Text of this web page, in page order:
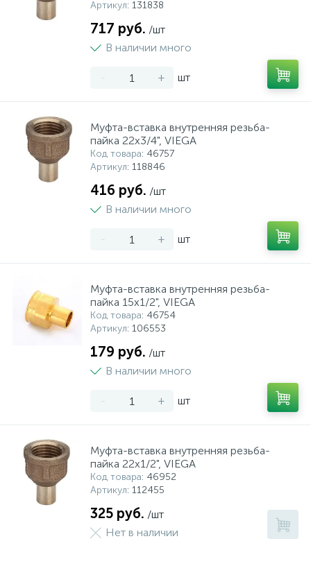
Артикул: 131838
717 руб. /шт
В наличии много
- + шт
Муфта-вставка внутренняя резьба-
пайка 22х3/4", VIEGA
Код товара: 46757
Артикул: 118846
416 руб. /шт
В наличии много
- + шт
Муфта-вставка внутренняя резьба-
пайка 15х1/2", VIEGA
Код товара: 46754
Артикул: 106553
179 руб. /шт
В наличии много
- + шт
Муфта-вставка внутренняя резьба-
пайка 22х1/2", VIEGA
Код товара: 46952
Артикул: 112455
325 руб. /шт
Нет в наличии